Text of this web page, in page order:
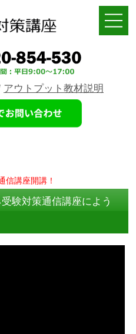
アウトプット教材説明
信講座開講！
験対策通信講座によう